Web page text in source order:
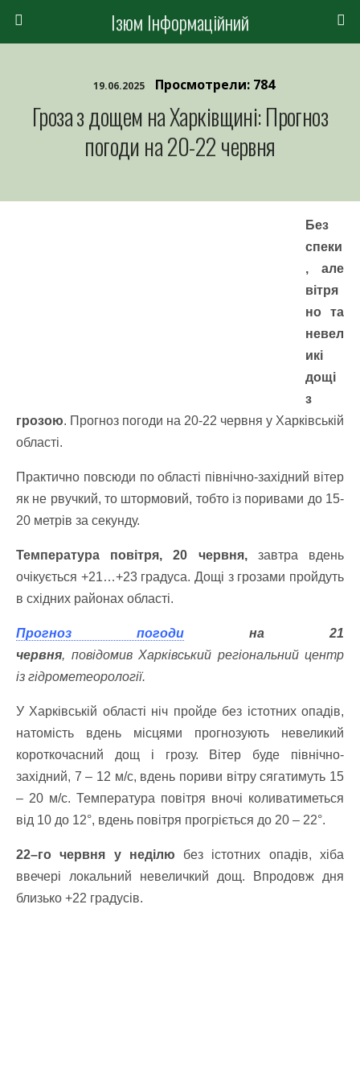
Ізюм Інформаційний
19.06.2025 Просмотрели: 784
Гроза з дощем на Харківщині: Прогноз
погоди на 20-22 червня
Без
спеки
, але
вітря
но та
невел
икі
дощі
з
грозою. Прогноз погоди на 20-22 червня у Харківській
області.
Практично повсюди по області північно-західний вітер
як не рвучкий, то штормовий, тобто із поривами до 15-
20 метрів за секунду.
Температура повітря, 20 червня,завтра вдень
очікується +21…+23 градуса. Дощі з грозами пройдуть
в східних районах області.
Прогноз погоди
на 21
червня, повідомив Харківський регіональний центр
із гідрометеорології.
У Харківській області ніч пройде без істотних опадів,
натомість вдень місцями прогнозують невеликий
короткочасний дощ і грозу. Вітер буде північно-
західний, 7 – 12 м/с, вдень пориви вітру сягатимуть 15
– 20 м/с. Температура повітря вночі коливатиметься
від 10 до 12°, вдень повітря прогріється до 20 – 22°.
22–го червня у неділю без істотних опадів, хіба
ввечері локальний невеличкий дощ. Впродовж дня
близько +22 градусів.